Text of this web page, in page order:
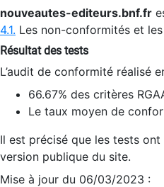
nouveautes-editeurs.bnf.fr
4.1. Les non-conformités et
Résultat des tests
L’audit de conformité réalisé
66.67% des critères
Le taux moyen de
Il est précisé que les tests
version publique du site.
Mise à jour du 06/03/2023 :